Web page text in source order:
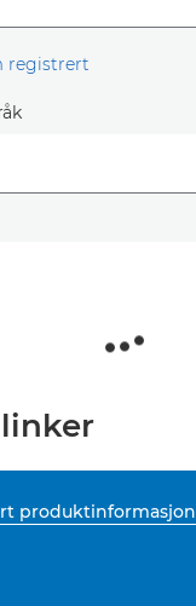
registrert
produktinformasjon